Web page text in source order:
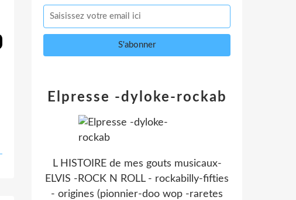
Elpresse -dyloke-rockab
L HISTOIRE de mes gouts musicaux-
ELVIS -ROCK N ROLL - rockabilly-fifties
- origines (pionnier-doo wop -raretes